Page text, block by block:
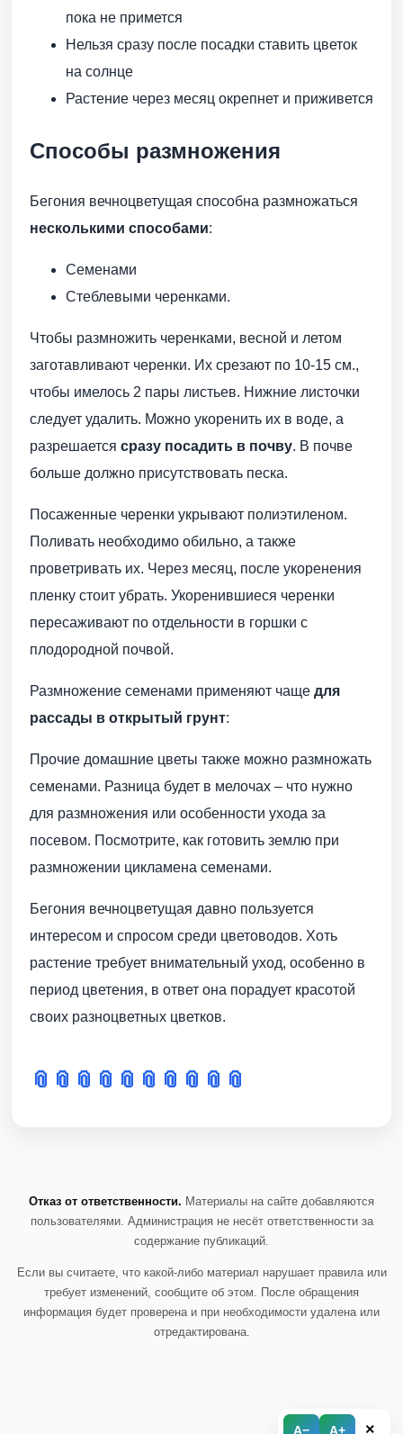
A− A+ ×
пока не примется
Нельзя сразу после посадки ставить цветок
на солнце
Растение через месяц окрепнет и приживется
Способы размножения
Бегония вечноцветущая способна размножаться
несколькими способами:
Семенами
Стеблевыми черенками.
Чтобы размножить черенками, весной и летом
заготавливают черенки. Их срезают по 10-15 см.,
чтобы имелось 2 пары листьев. Нижние листочки
следует удалить. Можно укоренить их в воде, а
разрешается сразу посадить в почву. В почве
больше должно присутствовать песка.
Посаженные черенки укрывают полиэтиленом.
Поливать необходимо обильно, а также
проветривать их. Через месяц, после укоренения
пленку стоит убрать. Укоренившиеся черенки
пересаживают по отдельности в горшки с
плодородной почвой.
Размножение семенами применяют чаще для
рассады в открытый грунт:
Прочие домашние цветы также можно размножать
семенами. Разница будет в мелочах – что нужно
для размножения или особенности ухода за
посевом. Посмотрите, как готовить землю при
размножении цикламена семенами.
Бегония вечноцветущая давно пользуется
интересом и спросом среди цветоводов. Хоть
растение требует внимательный уход, особенно в
период цветения, в ответ она порадует красотой
своих разноцветных цветков.
📎 📎 📎 📎 📎 📎 📎 📎 📎 📎
Отказ от ответственности. Материалы на сайте добавляются
пользователями. Администрация не несёт ответственности за
содержание публикаций.
Если вы считаете, что какой-либо материал нарушает правила или
требует изменений, сообщите об этом. После обращения
информация будет проверена и при необходимости удалена или
отредактирована.